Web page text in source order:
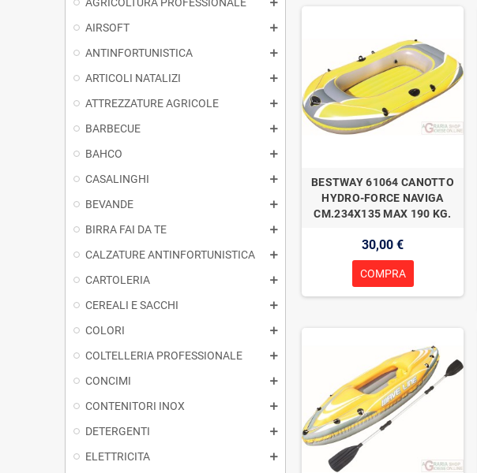
AIRSOFT
ANTINFORTUNISTICA
ARTICOLI NATALIZI
ATTREZZATURE AGRICOLE
BARBECUE
BAHCO
CASALINGHI
BEVANDE
BIRRA FAI DA TE
CALZATURE ANTINFORTUNISTICA
CARTOLERIA
CEREALI E SACCHI
COLORI
COLTELLERIA PROFESSIONALE
CONCIMI
CONTENITORI INOX
DETERGENTI
ELETTRICITA
BESTWAY 61064 CANOTTO
HYDRO-FORCE NAVIGA
CM.234X135 MAX 190 KG.
30,00 €
COMPRA